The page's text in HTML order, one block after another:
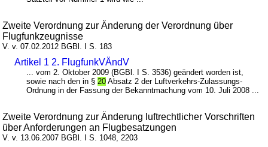
Zweite Verordnung zur Änderung der Verordnung über
Flugfunkzeugnisse
V. v. 07.02.2012 BGBl. I S. 183
Artikel 1 2. FlugfunkVÄndV
... vom 2. Oktober 2009 (BGBl. I S. 3536) geändert worden ist,
sowie nach den in § 20 Absatz 2 der Luftverkehrs-Zulassungs-
Ordnung in der Fassung der Bekanntmachung vom 10. Juli 2008 ...
Zweite Verordnung zur Änderung luftrechtlicher Vorschriften
über Anforderungen an Flugbesatzungen
V. v. 13.06.2007 BGBl. I S. 1048, 2203